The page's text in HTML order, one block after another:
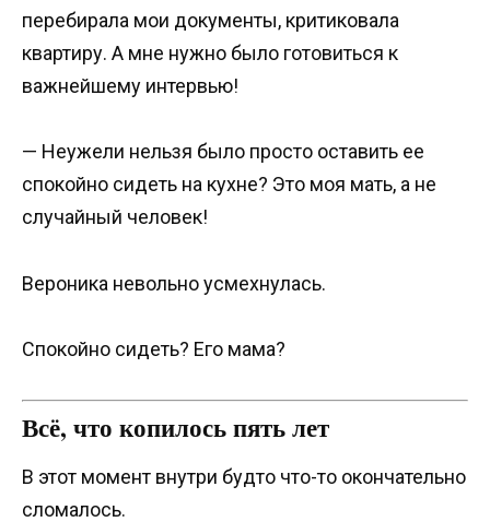
перебирала мои документы, критиковала
квартиру. А мне нужно было готовиться к
важнейшему интервью!
— Неужели нельзя было просто оставить ее
спокойно сидеть на кухне? Это моя мать, а не
случайный человек!
Вероника невольно усмехнулась.
Спокойно сидеть? Его мама?
Всё, что копилось пять лет
В этот момент внутри будто что-то окончательно
сломалось.